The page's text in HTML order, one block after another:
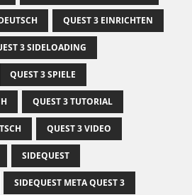
QUEST 3 EINRICHTEN
3 SIDELOADING
QUEST 3 SPIELE
QUEST 3 TUTORIAL
QUEST 3 VIDEO
SIDEQUEST
SIDEQUEST META QUEST 3